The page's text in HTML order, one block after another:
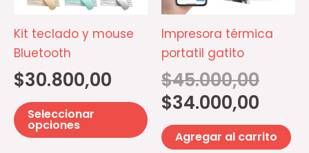
Kit teclado y mouse
Bluetooth
$30.800,00
Seleccionar
opciones
opciones
elegir
la
página
Impresora térmica
portatil gatito
$45.000,00
$34.000,00
Agregar al carrito